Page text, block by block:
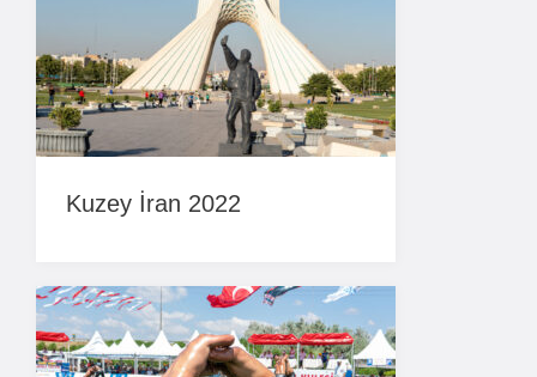
Kuzey İran 2022